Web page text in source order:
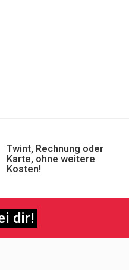
Twint, Rechnung oder
Karte, ohne weitere
Kosten!
dir!